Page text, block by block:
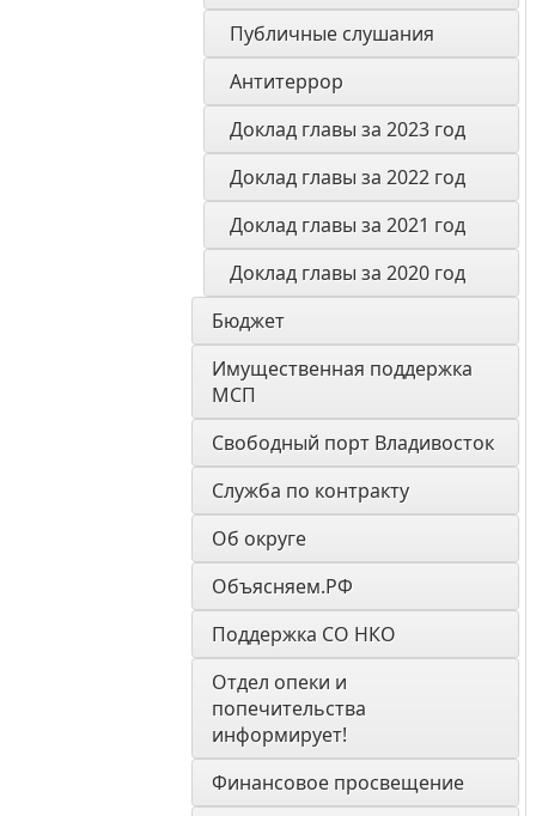
Публичные слушания
Антитеррор
Доклад главы за 2023 год
Доклад главы за 2022 год
Доклад главы за 2021 год
Доклад главы за 2020 год
Бюджет
Имущественная поддержка
МСП
Свободный порт Владивосток
Служба по контракту
Об округе
Объясняем.РФ
Поддержка СО НКО
Отдел опеки и
попечительства
информирует!
Финансовое просвещение